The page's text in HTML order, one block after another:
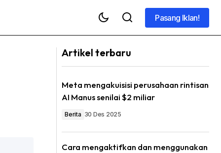
Pasang Iklan!
Artikel terbaru
Meta mengakuisisi perusahaan rintisan
AI Manus senilai $2 miliar
Berita 30 Des 2025
Cara mengaktifkan dan menggunakan